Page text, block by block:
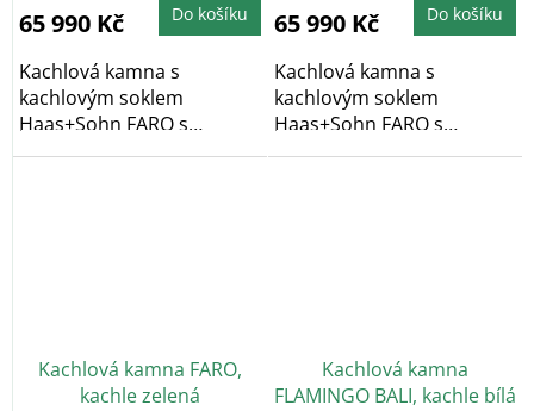
65 990 Kč Do košíku
Kachlová kamna s
kachlovým soklem
Haas+Sohn FARO s
výkonem 6,3 kW ve
65 990 Kč Do košíku
Kachlová kamna s
kachlovým soklem
Haas+Sohn FARO s
výkonem 6,3 kW ve
Kachlová kamna FARO,
kachle zelená
Kachlová kamna
FLAMINGO BALI, kachle bílá